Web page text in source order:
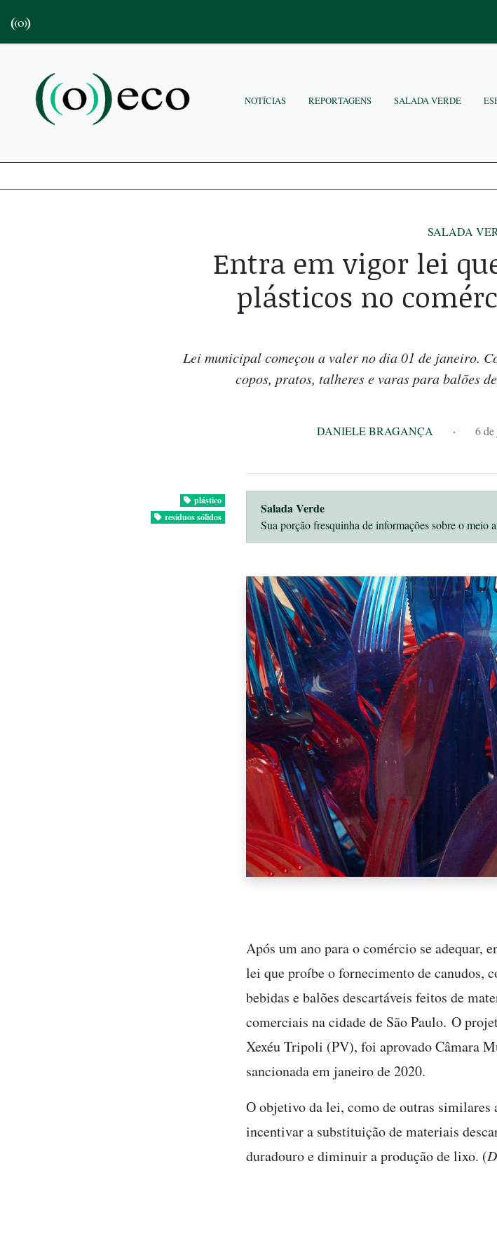
NOTÍCIAS REPORTAGENS SALADA VERDE
SALADA
Entra em vigor lei
plásticos no
Lei municipal começou a valer no dia 01 de janeiro.
copos, pratos, talheres e varas para balões
DANIELE BRAGANÇA · 6 de
plástico
resíduos sólidos
Salada Verde
Sua porção fresquinha de informações sobre o meio
Após um ano para o comércio se adequar,
lei que proíbe o fornecimento de canudos,
bebidas e balões descartáveis feitos de
comerciais na cidade de São Paulo. O
Xexéu Tripoli (PV), foi aprovado Câmara
sancionada em janeiro de 2020.
O objetivo da lei, como de outras similares
incentivar a substituição de materiais
duradouro e diminuir a produção de lixo. (